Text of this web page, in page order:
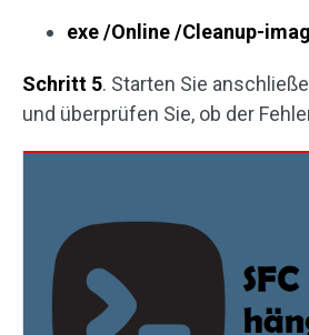
exe /Online /Cleanup-
Schritt 5. Starten Sie
und überprüfen Sie, ob der